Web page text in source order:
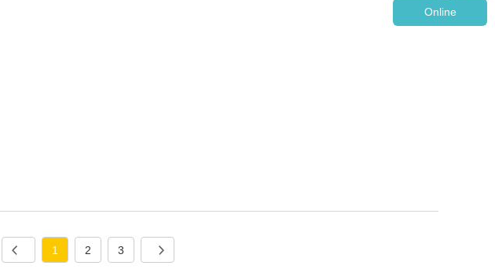
1 2 3
Online